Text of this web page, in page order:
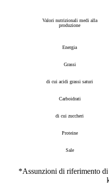
Valori nutrizionali medi alla
produzione
Energia
Grassi
di cui acidi grassi saturi
Carboidrati
di cui zuccheri
Proteine
Sale
*Assunzioni di riferimento